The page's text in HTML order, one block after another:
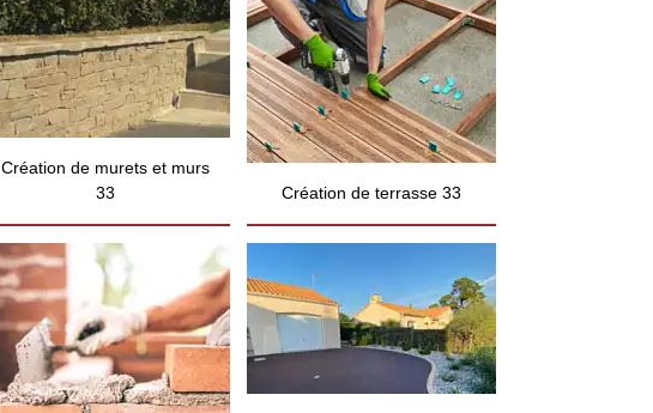
Création de murets et murs
33
Création de terrasse 33